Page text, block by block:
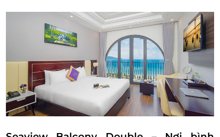
Nôi em bé (0-02 tuổi) được kê theo yêu cầu
có tính phí 100,000vnđ/đêm, tối đa 01 nôi
cho 01 phòng, tùy theo tình trạng có sẵn tại
thời điểm khách đặt
Thời gian nhận trả phòng:
Giờ nhận phòng: Sau 14h00
Giờ trả phòng: Trước 12h00
Check-in sớm - Check-out muộn: tùy thuộc
vào tình trạng phòng và có thể sẽ phụ thu
Điều kiện đặt phòng: